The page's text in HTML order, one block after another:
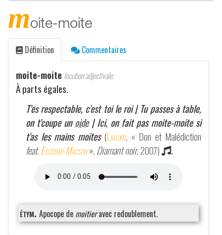
moite-moite
Définition Commentaires
moite-moite locution adjectivale.
À parts égales.
T'es respectable, c'est toi le roi | Tu passes à table,
on t'coupe unoide| Ici, on fait pas moite-moite si
t'as les mains moites (Lalcko, « Don et Malédiction
feat.Escobar Macson», Diamant noir, 2007) .
étym. Apocope de moitieravec redoublement.